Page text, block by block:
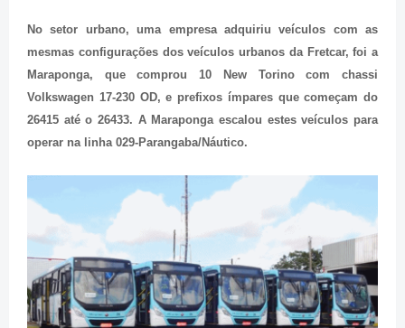
No setor urbano, uma empresa adquiriu veículos com as
mesmas configurações dos veículos urbanos da Fretcar, foi a
Maraponga, que comprou 10 New Torino com chassi
Volkswagen 17-230 OD, e prefixos ímpares que começam do
26415 até o 26433. A Maraponga escalou estes veículos para
operar na linha 029-Parangaba/Náutico.